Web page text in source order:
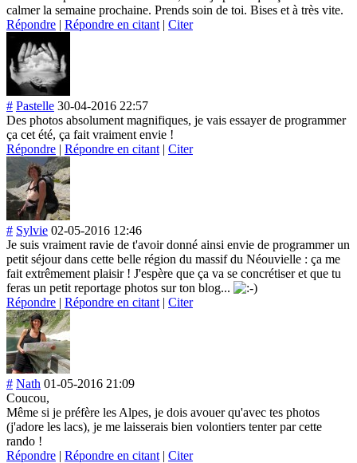
calmer la semaine prochaine. Prends soin de toi. Bises et à très vite.
Répondre | Répondre en citant | Citer
# Pastelle 30-04-2016 22:57
Des photos absolument magnifiques, je vais essayer de programmer
ça cet été, ça fait vraiment envie !
Répondre | Répondre en citant | Citer
# Sylvie 02-05-2016 12:46
Je suis vraiment ravie de t'avoir donné ainsi envie de programmer un
petit séjour dans cette belle région du massif du Néouvielle : ça me
fait extrêmement plaisir ! J'espère que ça va se concrétiser et que tu
feras un petit reportage photos sur ton blog...
Répondre | Répondre en citant | Citer
# Nath 01-05-2016 21:09
Coucou,
Même si je préfère les Alpes, je dois avouer qu'avec tes photos
(j'adore les lacs), je me laisserais bien volontiers tenter par cette
rando !
Répondre | Répondre en citant | Citer